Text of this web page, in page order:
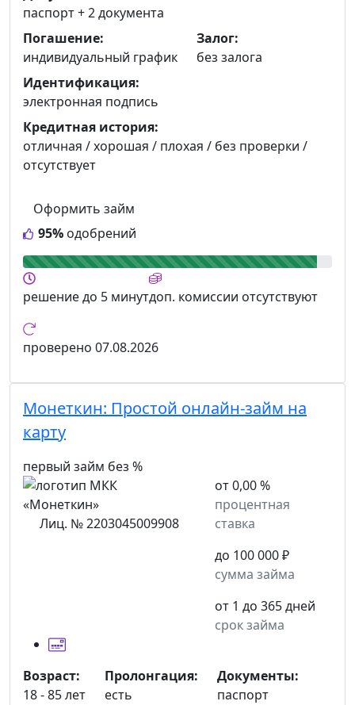
95% одобрений
Оформить займ
паспорт +2 документа
Погашение:
индивидуальный график
Залог:
без залога
Идентификация:
электронная подпись
Кредитная история:
отличная / хорошая / плохая / без проверки /
отсутствует
решениедо 5 минутдоп. комиссии отсутствуют
проверено 07.08.2026
Монеткин: Простой онлайн-займ на
карту
первый займ без %
Лиц. № 2203045009908
от 0,00 %
процентная
ставка
до 100 000 ₽
сумма займа
от 1 до 365 дней
срок займа
Возраст:
18 - 85 лет
Пролонгация:
есть
Документы:
паспорт